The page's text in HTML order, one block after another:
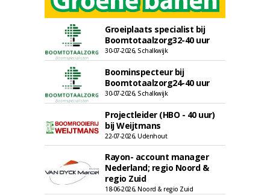
Groeiplaats specialist bij
Boomtotaalzorg32-40 uur
30-07-2026, Schalkwijk
Boominspecteur bij
Boomtotaalzorg24-40 uur
30-07-2026, Schalkwijk
Projectleider (HBO - 40 uur)
bij Weijtmans
22-07-2026, Udenhout
Rayon- account manager
Nederland; regio Noord &
regio Zuid
18-06-2026, Noord & regio Zuid